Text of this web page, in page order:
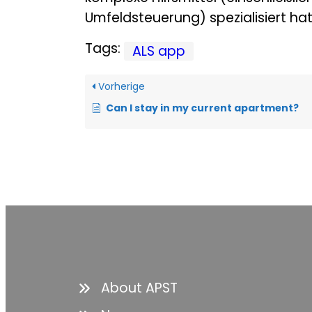
Umfeldsteuerung) spezialisiert
Tags:
ALS app
Vorherige
Can I stay in my current apartment?
About APST